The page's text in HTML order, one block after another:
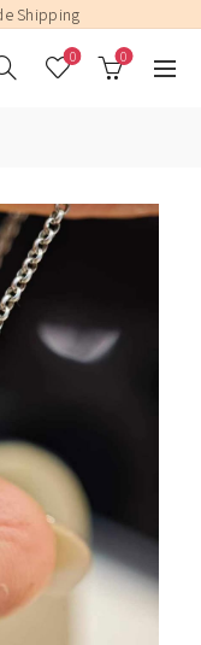
Shipping
0 0